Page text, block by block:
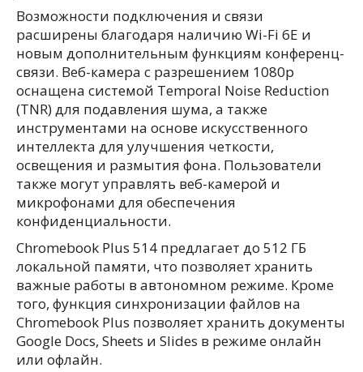
Возможности подключения и связи
расширены благодаря наличию Wi-Fi 6E и
новым дополнительным функциям конференц-
связи. Веб-камера с разрешением 1080p
оснащена системой Temporal Noise Reduction
(TNR) для подавления шума, а также
инструментами на основе искусственного
интеллекта для улучшения четкости,
освещения и размытия фона. Пользователи
также могут управлять веб-камерой и
микрофонами для обеспечения
конфиденциальности.
Chromebook Plus 514 предлагает до 512 ГБ
локальной памяти, что позволяет хранить
важные работы в автономном режиме. Кроме
того, функция синхронизации файлов на
Chromebook Plus позволяет хранить документы
Google Docs, Sheets и Slides в режиме онлайн
или офлайн.